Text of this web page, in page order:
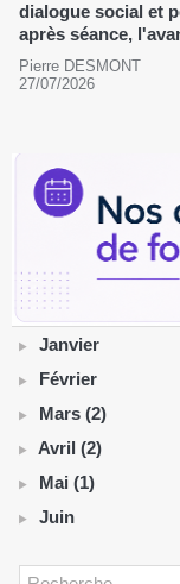
dialogue social et
après séance,
Pierre DESMONT
27/07/2026
Janvier
Février
Mars (2)
Avril (2)
Mai (1)
Juin